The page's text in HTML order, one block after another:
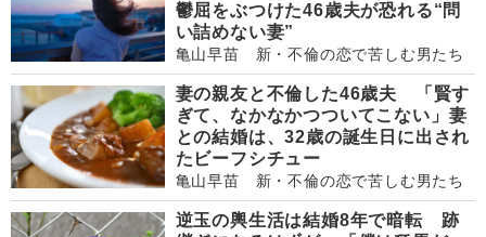
鬱屈をぶつけた46歳夫が恐れる“問
い詰めない妻”
亀山早苗 新・不倫の恋で苦しむ男たち
妻の親友と不倫した46歳夫 「賢す
ぎて、なかなかつついてこない」妻
との結婚は、32歳の誕生日に出され
たビーフシチュー
亀山早苗 新・不倫の恋で苦しむ男たち
逆玉の輿生活は結婚8年で暗転 跡